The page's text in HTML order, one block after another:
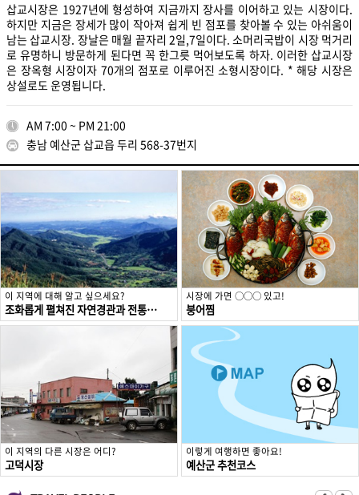
삽교시장은 1927년에 형성하여 지금까지 장사를 이어하고 있는 시장이다.
하지만 지금은 장세가 많이 작아져 쉽게 빈 점포를 찾아볼 수 있는 아쉬움이
남는 삽교시장. 장날은 매월 끝자리 2일,7일이다. 소머리국밥이 시장 먹거리
로 유명하니 방문하게 된다면 꼭 한그릇 먹어보도록 하자. 이러한 삽교시장
은 장옥형 시장이자 70개의 점포로 이루어진 소형시장이다. * 해당 시장은
상설로도 운영됩니다.
AM 7:00 ~ PM 21:00
충남 예산군 삽교읍 두리 568-37번지
이 지역에 대해 알고 싶으세요?
조화롭게 펼쳐진 자연경관과 전통이 살아 숨 쉬는 예산
시장에 가면 ○○○ 있고!
붕어찜
이 지역의 다른 시장은 어디?
고덕시장
이렇게 여행하면 좋아요!
예산군 추천코스